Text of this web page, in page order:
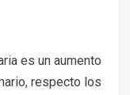
es un aumento
respecto los